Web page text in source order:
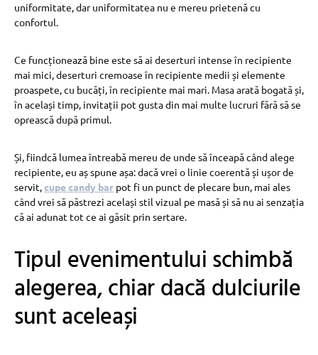
uniformitate, dar uniformitatea nu e mereu prietenă cu
confortul.
Ce funcționează bine este să ai deserturi intense în recipiente
mai mici, deserturi cremoase în recipiente medii și elemente
proaspete, cu bucăți, în recipiente mai mari. Masa arată bogată și,
în același timp, invitații pot gusta din mai multe lucruri fără să se
oprească după primul.
Și, fiindcă lumea întreabă mereu de unde să înceapă când alege
recipiente, eu aș spune așa: dacă vrei o linie coerentă și ușor de
servit,cupe candy bar pot fi un punct de plecare bun, mai ales
când vrei să păstrezi același stil vizual pe masă și să nu ai senzația
că ai adunat tot ce ai găsit prin sertare.
Tipul evenimentului schimbă
alegerea, chiar dacă dulciurile
sunt aceleași